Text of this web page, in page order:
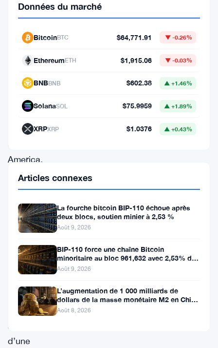
des
reprise,
acteurs
majeurs
comme
Bank
America,
Fidelity
MicroStrategy
ont
augmenté
leur
participation
bitcoin,
signe
d’une
Données du marché
BitcoinBTC $64,771.91 ▼ -0.26%
EthereumETH $1,915.06 ▼ -0.03%
BNBBNB $602.38 ▲ +1.46%
SolanaSOL $75.9959 ▲ +1.89%
XRPXRP $1.0376 ▲ +0.43%
Articles connexes
La fourche bitcoin BIP-110 échoue après
deux blocs, soutien minier à 2,53 %
Août 9, 2026
BIP-110 force une chaîne Bitcoin
minoritaire au bloc 961,632 avec 2,53% de
soutien des mineurs
Août 9, 2026
L’augmentation de 1 000 milliards de
dollars de la masse monétaire M2 en Chine
laisse les traders de Bitcoin
Août 8, 2026